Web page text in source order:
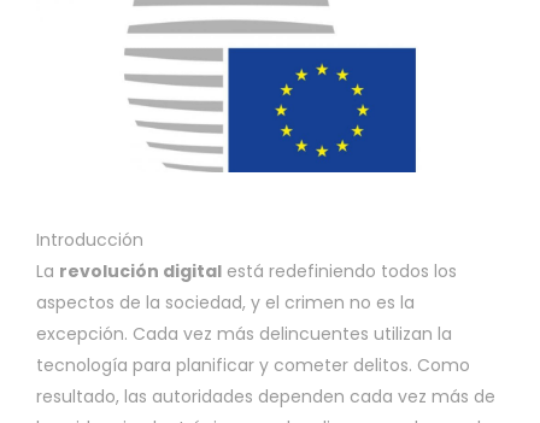
Introducción
La revolución digital está redefiniendo todos los
aspectos de la sociedad, y el crimen no es la
excepción. Cada vez más delincuentes utilizan la
tecnología para planificar y cometer delitos. Como
resultado, las autoridades dependen cada vez más de